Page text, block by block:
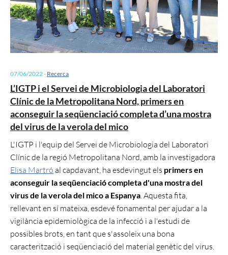
07/06/2022- Recerca
L’IGTP i el Servei de Microbiologia del Laboratori
Clínic de la Metropolitana Nord, primers en
aconseguir la seqüenciació completa d’una mostra
del virus de la verola del mico
L'IGTP i l'equip del Servei de Microbiologia del Laboratori
Clínic de la regió Metropolitana Nord, amb la investigadora
Elisa Martró al capdavant, ha esdevingut els primers en
aconseguir la seqüenciació completa d'una mostra del
virus de la verola del mico a Espanya . Aquesta fita,
rellevant en sí mateixa, esdevé fonamental per ajudar a la
vigilància epidemiològica de la infecció i a l'estudi de
possibles brots, en tant que s'assoleix una bona
caracterització i seqüenciació del material genètic del virus.